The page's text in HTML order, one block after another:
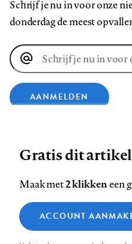
Schrijf je nu in voor onze
donderdag de meest
E-
mailadres
AANMELDEN
op
Facebook
op
LinkedIn
op
Bluesky
ons
op
Footer
Contact Colofon
Zie onze cookie policy
Functionele cookies
Analytische cookies
Gratis dit artikel
Maak met2 klikkeneen
ACCOUNT